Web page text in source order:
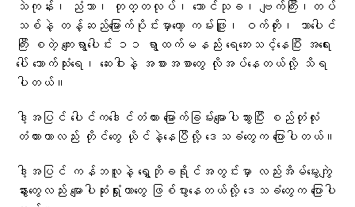
သဲကုန်း၊ ညံသာ၊ တုတ္တလုပ်၊ သောင်သုခ၊ ဗျက်ကြီး၊တပ်
သစ်နဲ့ တန့်ဆည်မြောက်ပိုင်းမှာတော့ ကမ်းဖြူ၊ ဝက်တိုး၊ သာပေါင်
ကြီး စတဲ့ ကျေးရွာပေါင်း ၁၁ ရွာထက်မနည်း ရေဘေးသင့်နေပြီး အရေး
ပေါ် သောက်သုံးရေ၊ ဆေးဝါးနဲ့ အစားအစာတွေ လိုအပ်နေတယ်လို့ သိရ
ပါတယ်။
ဒါ့အပြင် ပေါင်ကဒေါင်တံတား မြောက်ခြမ်းမျောပါသွားပြီး စည်တုံလုံး
တံတားဟာလည်း တိုင်တွေ ယိုင်နဲ့နေပြီလို့ ဒေသခံတွေက ပြောပါတယ်။
ဒါ့အပြင် ကန်ဘလူနဲ့ ရွှေဘိုခရိုင်အတွင်းမှာ လည်းအိမ်မွေးကျွဲ
နွားတွေလည်း မျောပါဆုံးရှုံးတာတွေ ဖြစ်ပွားနေတယ်လို့ ဒေသခံတွေက ပြောပါ